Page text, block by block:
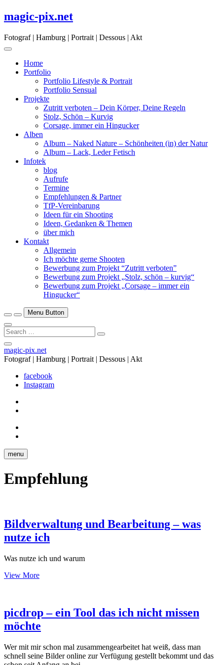
Skip
to
magic-pix.net
Fotograf | Hamburg | Portrait | Dessous | Akt
Home
Portfolio
Portfolio Lifestyle & Portrait
Portfolio Sensual
Projekte
Zutritt verboten – Dein Körper, Deine Regeln
Stolz, Schön – Kurvig
Corsage, immer ein Hingucker
Alben
Album – Naked Nature – Schönheiten (in) der Natur
Album – Lack, Leder Fetisch
Infotek
blog
Aufrufe
Termine
Empfehlungen & Partner
TfP-Vereinbarung
Ideen für ein Shooting
Ideen, Gedanken & Themen
über mich
Kontakt
Allgemein
Ich möchte gerne Shooten
Bewerbung zum Projekt “Zutritt verboten”
Bewerbung zum Projekt „Stolz, schön – kurvig“
Bewerbung zum Projekt „Corsage – immer ein
Hingucker“
Menu Button
Search
…
Close
Side
Menu
magic-pix.net
Fotograf | Hamburg | Portrait | Dessous | Akt
facebook
Instagram
menu
Empfehlung
Bildverwaltung und Bearbeitung – was
nutze ich
Was nutze ich und warum
View MoreBildverwaltung
was
nutze
ich
picdrop – ein Tool das ich nicht missen
möchte
Wer mit mir schon mal zusammengearbeitet hat weiß, dass man
schnell seine Bilder online zur Verfügung gestellt bekommt und das